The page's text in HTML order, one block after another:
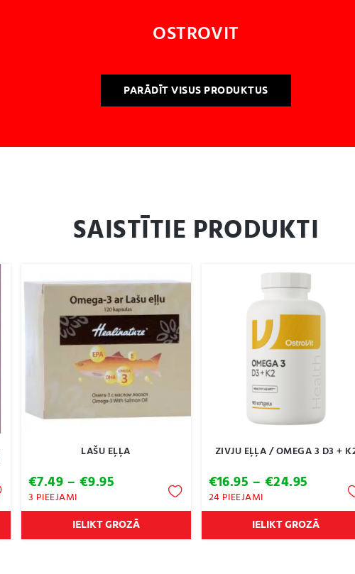
OSTROVIT
PARĀDĪT VISUS PRODUKTUS
SAISTĪTIE PRODUKTI
LAŠU EĻĻA
€7.49 – €9.95
€7.49
through
€9.95
3 PIEEJAMI
IELIKT GROZĀ
ZIVJU EĻĻA / OMEGA 3 D3 +
€16.95 – €24.95
€16.95
through
€24.95
24 PIEEJAMI
IELIKT GROZĀ